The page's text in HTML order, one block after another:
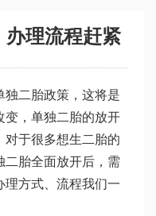
办理流程赶紧
独二胎政策，这将是
变，单独二胎的放开
对于很多想生二胎的
二胎全面放开后，需
理方式、流程我们一